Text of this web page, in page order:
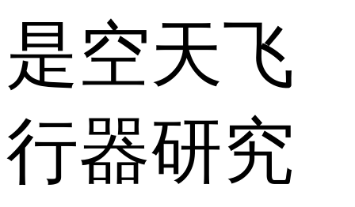
是空天飞
行器研究